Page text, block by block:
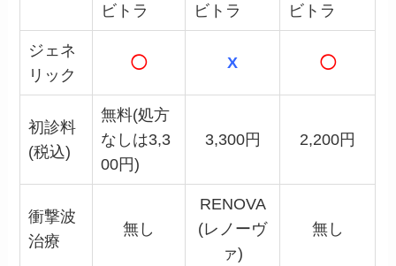
ビトラ
ビトラ
ビトラ
ジェネ
リック
◯ X ◯
初診料
(税込)
無料(処方
なしは3,3
00円)
3,300円 2,200円
衝撃波
治療
無し
RENOVA
(レノーヴ
ァ)
無し